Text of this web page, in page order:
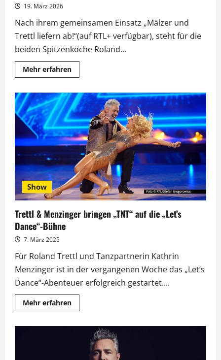
19. März 2026
Nach ihrem gemeinsamen Einsatz „Mälzer und
Trettl liefern ab!“(auf RTL+ verfügbar), steht für die
beiden Spitzenköche Roland...
Mehr erfahrenMehr
Informationen
Impossible“:
Mälzer
bekommt
Unterstützung
von
Trettl
Show
Trettl & Menzinger bringen „TNT“ auf die „Let’s
Dance“-Bühne
7. März 2025
Für Roland Trettl und Tanzpartnerin Kathrin
Menzinger ist in der vergangenen Woche das „Let’s
Dance“-Abenteuer erfolgreich gestartet....
Mehr erfahrenMehr
Informationen
Menzinger
bringen